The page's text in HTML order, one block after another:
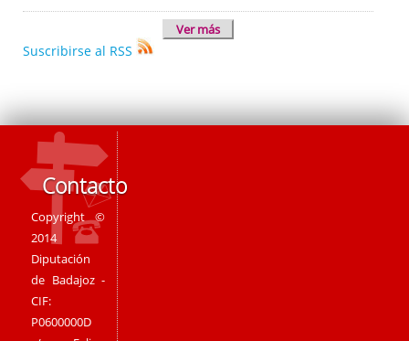
Ver más
Suscribirse al RSS
Contacto
Copyright ©
2014
Diputación
de Badajoz -
CIF:
P0600000D